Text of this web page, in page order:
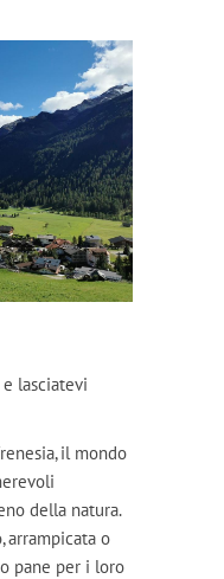
lasciatevi
il mondo
della natura.
arrampicata o
pane per i loro